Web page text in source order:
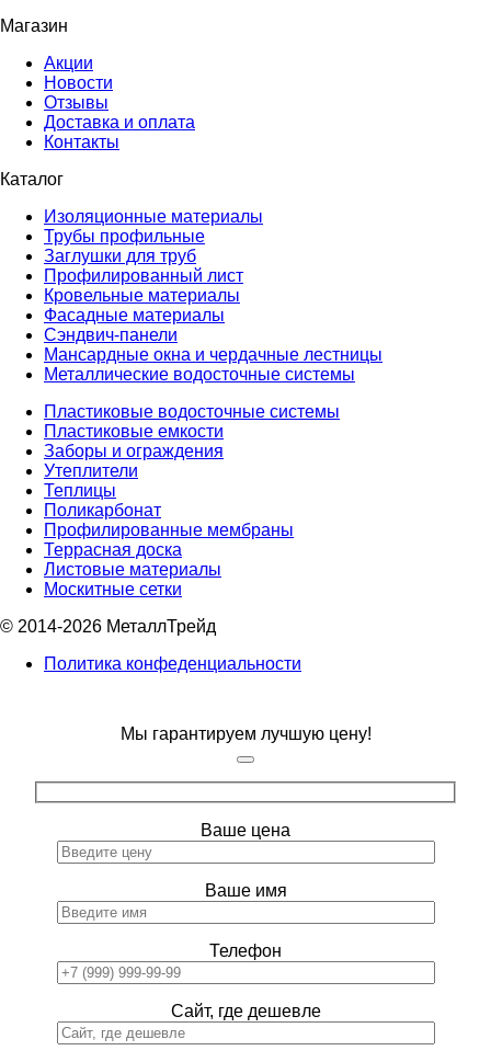
Магазин
Акции
Новости
Отзывы
Доставка и оплата
Контакты
Каталог
Изоляционные материалы
Трубы профильные
Заглушки для труб
Профилированный лист
Кровельные материалы
Фасадные материалы
Сэндвич-панели
Мансардные окна и чердачные лестницы
Металлические водосточные системы
Пластиковые водосточные системы
Пластиковые емкости
Заборы и ограждения
Утеплители
Теплицы
Поликарбонат
Профилированные мембраны
Террасная доска
Листовые материалы
Москитные сетки
© 2014-2026 МеталлТрейд
Политика конфеденциальности
Мы гарантируем лучшую цену!
Ваше цена
Ваше имя
Телефон
Сайт, где дешевле